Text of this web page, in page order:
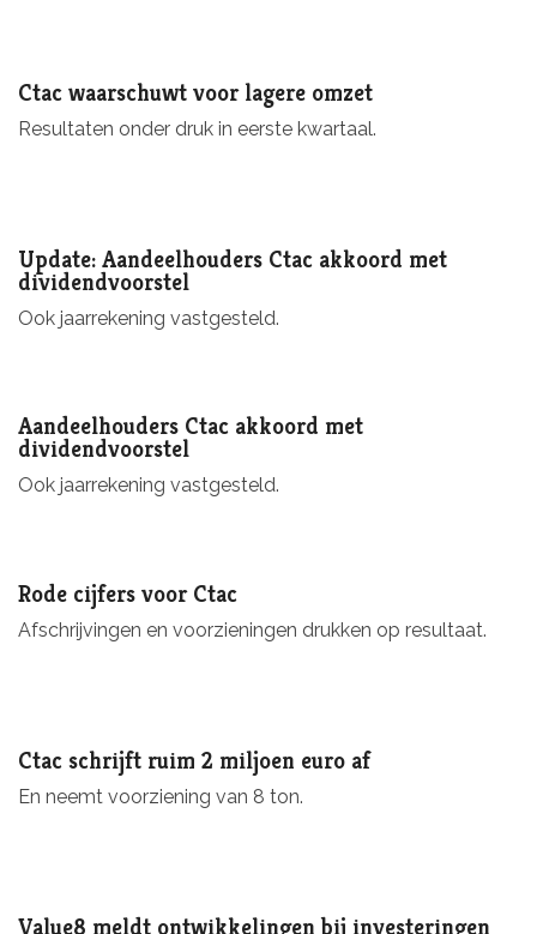
Ctac waarschuwt voor lagere omzet
Resultaten onder druk in eerste kwartaal.
Update: Aandeelhouders Ctac akkoord met
dividendvoorstel
Ook jaarrekening vastgesteld.
Aandeelhouders Ctac akkoord met
dividendvoorstel
Ook jaarrekening vastgesteld.
Rode cijfers voor Ctac
Afschrijvingen en voorzieningen drukken op resultaat.
Ctac schrijft ruim 2 miljoen euro af
En neemt voorziening van 8 ton.
Value8 meldt ontwikkelingen bij investeringen